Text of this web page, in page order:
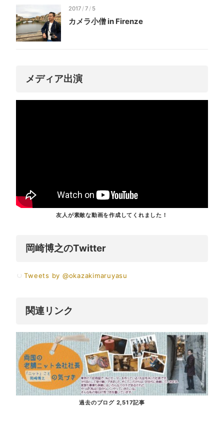
2017 /7 / 5
カメラ小僧 in Firenze
メディア出演
友人が素敵な動画を作成してくれました！
岡崎博之のTwitter
Tweets by @okazakimaruyasu
関連リンク
過去のブログ 2,517記事